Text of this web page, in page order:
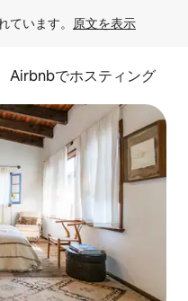
ています。 原文を表示
Airbnbでホスティング